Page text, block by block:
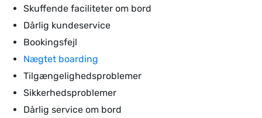
Skuffende faciliteter om bord
Dårlig kundeservice
Bookingsfejl
Nægtet boarding
Tilgængelighedsproblemer
Sikkerhedsproblemer
Dårlig service om bord